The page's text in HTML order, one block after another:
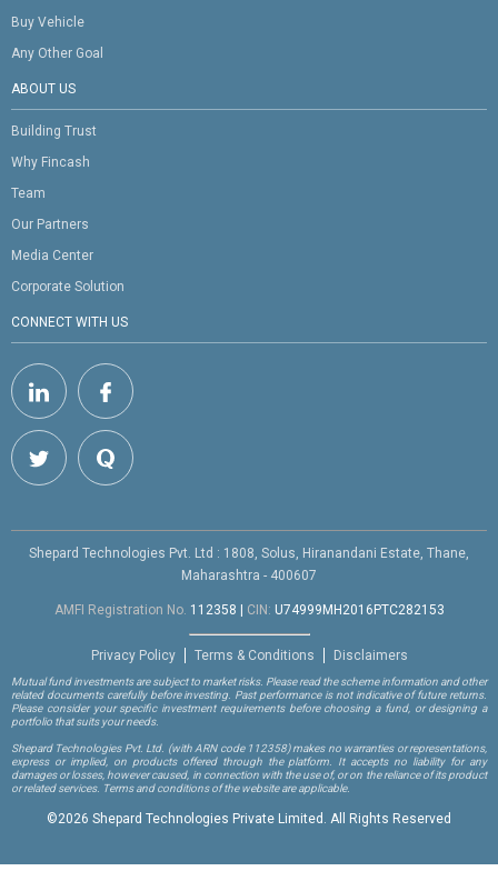
Buy Vehicle
Any Other Goal
ABOUT US
Building Trust
Why Fincash
Team
Our Partners
Media Center
Corporate Solution
CONNECT WITH US
Shepard Technologies Pvt. Ltd : 1808, Solus, Hiranandani Estate, Thane,
Maharashtra - 400607
AMFI Registration No. 112358 | CIN: U74999MH2016PTC282153
Privacy Policy Terms & Conditions Disclaimers
Mutual fund investments are subject to market risks. Please read the scheme information and other
related documents carefully before investing. Past performance is not indicative of future returns.
Please consider your specific investment requirements before choosing a fund, or designing a
portfolio that suits your needs.
Shepard Technologies Pvt. Ltd. (with ARN code 112358)makes no warranties or representations,
express or implied, on products offered through the platform. It accepts no liability for any
damages or losses, however caused, in connection with the use of, or on the reliance of its product
or related services. Terms and conditions of the website are applicable.
©2026 Shepard Technologies Private Limited. All Rights Reserved